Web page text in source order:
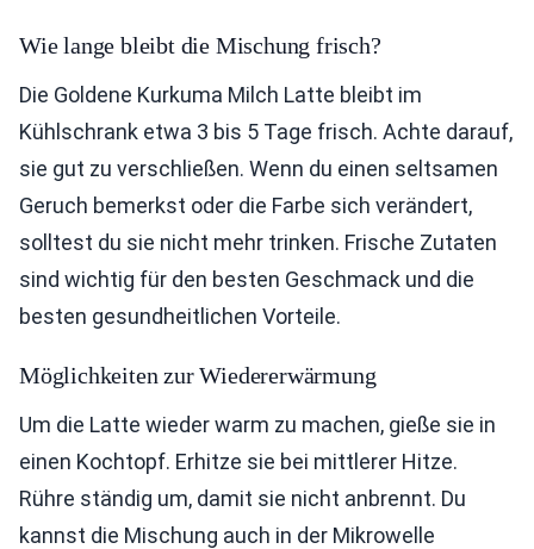
Wie lange bleibt die Mischung frisch?
Die Goldene Kurkuma Milch Latte bleibt im
Kühlschrank etwa 3 bis 5 Tage frisch. Achte darauf,
sie gut zu verschließen. Wenn du einen seltsamen
Geruch bemerkst oder die Farbe sich verändert,
solltest du sie nicht mehr trinken. Frische Zutaten
sind wichtig für den besten Geschmack und die
besten gesundheitlichen Vorteile.
Möglichkeiten zur Wiedererwärmung
Um die Latte wieder warm zu machen, gieße sie in
einen Kochtopf. Erhitze sie bei mittlerer Hitze.
Rühre ständig um, damit sie nicht anbrennt. Du
kannst die Mischung auch in der Mikrowelle